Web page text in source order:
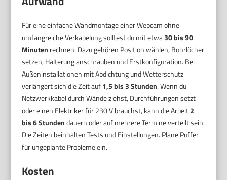
Für eine einfache Wandmontage einer Webcam ohne
umfangreiche Verkabelung solltest du mit etwa30 bis 90
Minuten rechnen. Dazu gehören Position wählen, Bohrlöcher
setzen, Halterung anschrauben und Erstkonfiguration. Bei
Außeninstallationen mit Abdichtung und Wetterschutz
verlängert sich die Zeit auf1,5 bis 3 Stunden. Wenn du
Netzwerkkabel durch Wände ziehst, Durchführungen setzt
oder einen Elektriker für 230 V brauchst, kann die Arbeit2
bis 6 Stundendauern oder auf mehrere Termine verteilt sein.
Die Zeiten beinhalten Tests und Einstellungen. Plane Puffer
für ungeplante Probleme ein.
Kosten